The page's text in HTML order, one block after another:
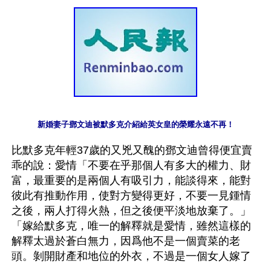
新婚妻子鄧文迪被默多克介紹給英女皇的榮耀永遠不再！
比默多克年輕37歲的又兇又醜的鄧文迪曾得便宜賣
乖的說：愛情「不要在乎那個人有多大的權力、財
富，最重要的是兩個人有吸引力，能談得來，能對
彼此有推動作用，使對方變得更好，不要一見鍾情
之後，兩人打得火熱，但之後便平淡地放棄了。」
「嫁給默多克，唯一的解釋就是愛情，雖然這樣的
解釋太過於蒼白無力，因爲他不是一個賣菜的老
頭。剝開財產和地位的外衣，不過是一個女人嫁了